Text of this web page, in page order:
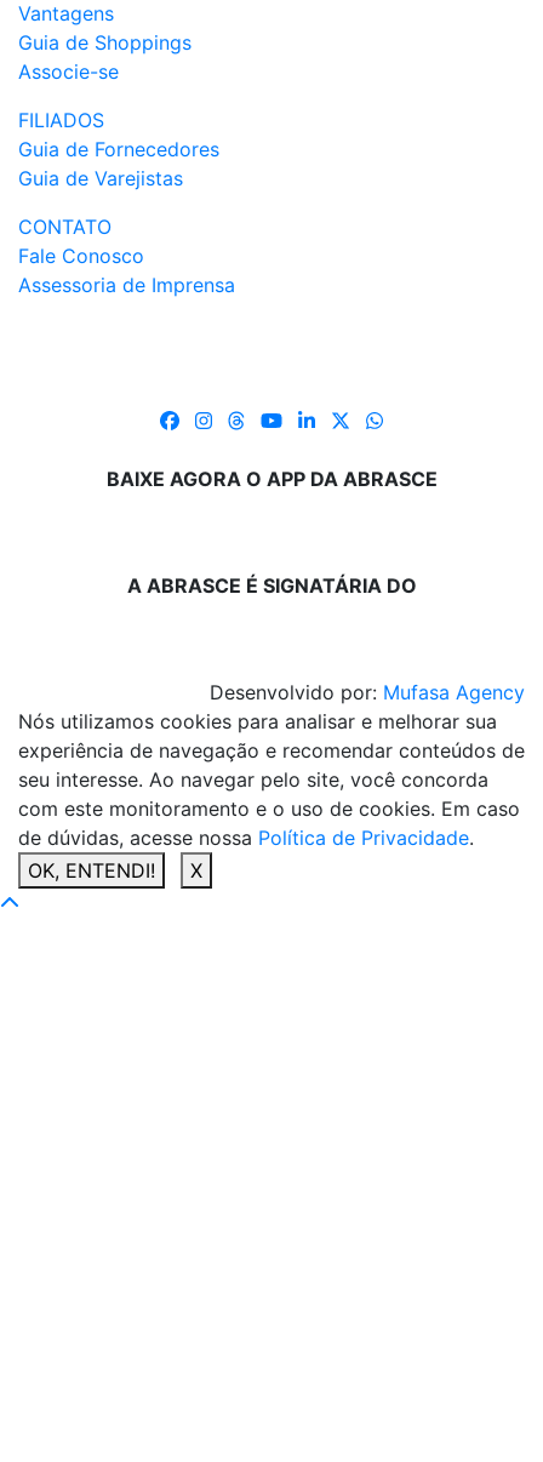
Vantagens
Guia de Shoppings
Associe-se
FILIADOS
Guia de Fornecedores
Guia de Varejistas
CONTATO
Fale Conosco
Assessoria de Imprensa
BAIXE AGORA O APP DA ABRASCE
A ABRASCE É SIGNATÁRIA DO
Desenvolvido por: Mufasa Agency
Nós utilizamos cookies para analisar e melhorar sua
experiência de navegação e recomendar conteúdos de
seu interesse. Ao navegar pelo site, você concorda
com este monitoramento e o uso de cookies. Em caso
de dúvidas, acesse nossa Política de Privacidade.
OK, ENTENDI!
X